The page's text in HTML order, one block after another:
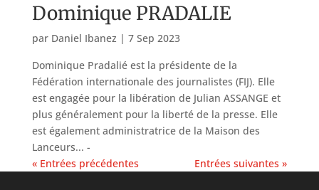
Dominique PRADALIE
par Daniel Ibanez | 7 Sep 2023
Dominique Pradalié est la présidente de la
Fédération internationale des journalistes (FIJ). Elle
est engagée pour la libération de Julian ASSANGE et
plus généralement pour la liberté de la presse. Elle
est également administratrice de la Maison des
Lanceurs...
« Entrées précédentes
Entrées suivantes »